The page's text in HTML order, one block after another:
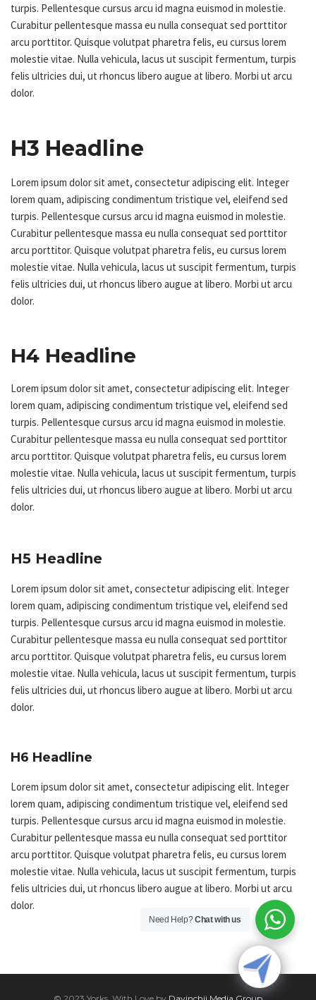
turpis. Pellentesque cursus arcu id magna euismod in molestie.
Curabitur pellentesque massa eu nulla consequat sed porttitor
arcu porttitor. Quisque volutpat pharetra felis, eu cursus lorem
molestie vitae. Nulla vehicula, lacus ut suscipit fermentum, turpis
felis ultricies dui, ut rhoncus libero augue at libero. Morbi ut arcu
dolor.
H3 Headline
Lorem ipsum dolor sit amet, consectetur adipiscing elit. Integer
lorem quam, adipiscing condimentum tristique vel, eleifend sed
turpis. Pellentesque cursus arcu id magna euismod in molestie.
Curabitur pellentesque massa eu nulla consequat sed porttitor
arcu porttitor. Quisque volutpat pharetra felis, eu cursus lorem
molestie vitae. Nulla vehicula, lacus ut suscipit fermentum, turpis
felis ultricies dui, ut rhoncus libero augue at libero. Morbi ut arcu
dolor.
H4 Headline
Lorem ipsum dolor sit amet, consectetur adipiscing elit. Integer
lorem quam, adipiscing condimentum tristique vel, eleifend sed
turpis. Pellentesque cursus arcu id magna euismod in molestie.
Curabitur pellentesque massa eu nulla consequat sed porttitor
arcu porttitor. Quisque volutpat pharetra felis, eu cursus lorem
molestie vitae. Nulla vehicula, lacus ut suscipit fermentum, turpis
felis ultricies dui, ut rhoncus libero augue at libero. Morbi ut arcu
dolor.
H5 Headline
Lorem ipsum dolor sit amet, consectetur adipiscing elit. Integer
lorem quam, adipiscing condimentum tristique vel, eleifend sed
turpis. Pellentesque cursus arcu id magna euismod in molestie.
Curabitur pellentesque massa eu nulla consequat sed porttitor
arcu porttitor. Quisque volutpat pharetra felis, eu cursus lorem
molestie vitae. Nulla vehicula, lacus ut suscipit fermentum, turpis
felis ultricies dui, ut rhoncus libero augue at libero. Morbi ut arcu
dolor.
H6 Headline
Lorem ipsum dolor sit amet, consectetur adipiscing elit. Integer
lorem quam, adipiscing condimentum tristique vel, eleifend sed
turpis. Pellentesque cursus arcu id magna euismod in molestie.
Curabitur pellentesque massa eu nulla consequat sed porttitor
arcu porttitor. Quisque volutpat pharetra felis, eu cursus lorem
molestie vitae. Nulla vehicula, lacus ut suscipit fermentum, turpis
felis ultricies dui, ut rhoncus libero augue at libero. Morbi ut arcu
dolor.
Need Help?Chat with us